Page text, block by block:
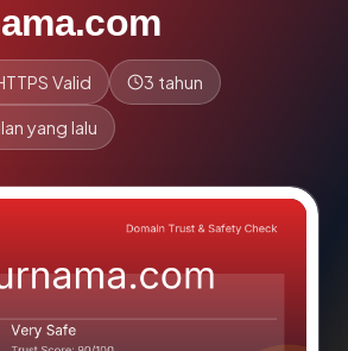
Valid 3 tahun
yang lalu